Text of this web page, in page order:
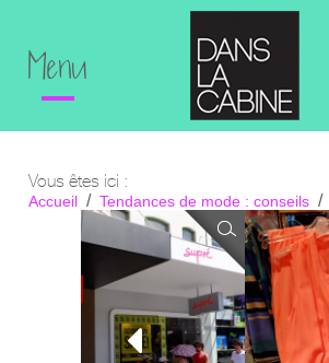
Menu
Vous êtes ici :
Accueil Tendances de mode : conseils
Dans la cabine en Australie : Supré et